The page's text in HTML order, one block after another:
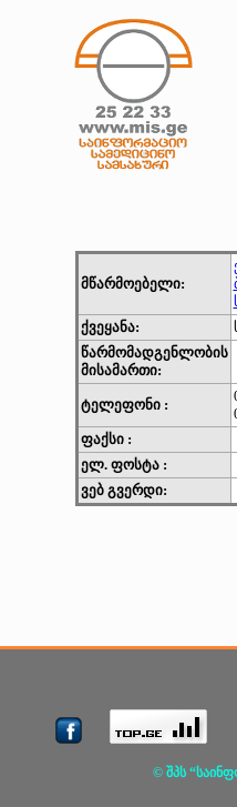
მწარმოებელი:
ქვეყანა:
წარმომადგენლობის
მისამართი:
ტელეფონი :
ფაქსი :
ელ. ფოსტა :
ვებ გვერდი:
© შპს